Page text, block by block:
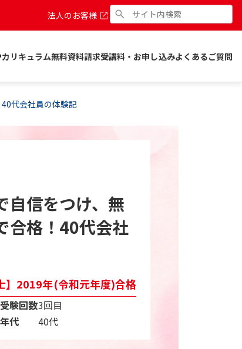
法人のお客様
カリキュラム無料資料請求受講料・お申し込みよくあるご質問
代会社員の体験記
自信をつけ、無
合格！40代会社
】2019年(令和元年度)合格
受験回数3回目
年代 40代